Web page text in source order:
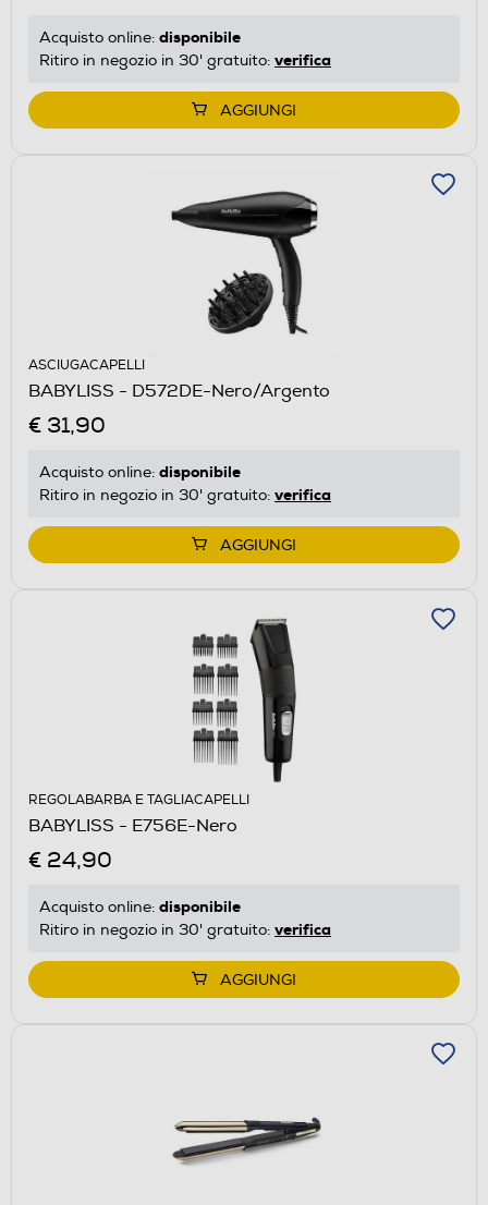
Acquisto online: disponibile
Ritiro in negozio in 30' gratuito: verifica
AGGIUNGI
ASCIUGACAPELLI
BABYLISS - D572DE-Nero/Argento
€ 31,90
Acquisto online: disponibile
Ritiro in negozio in 30' gratuito: verifica
AGGIUNGI
REGOLABARBA E TAGLIACAPELLI
BABYLISS - E756E-Nero
€ 24,90
Acquisto online: disponibile
Ritiro in negozio in 30' gratuito: verifica
AGGIUNGI